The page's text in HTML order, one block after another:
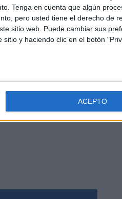
Tenga en cuenta que algún
pero usted tiene el derecho de
sitio web. Puede cambiar sus
y haciendo clic en el botón
ACEPTO
de Sidi Embarek y